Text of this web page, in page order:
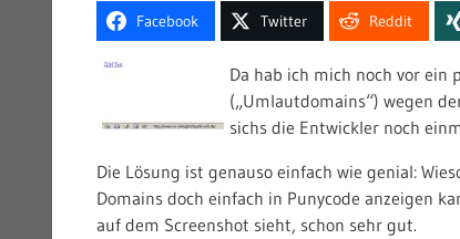
Facebook Twitter Reddit
Da hab ich mich noch vor ein
(„Umlautdomains“) wegen
sichs die Entwickler noch
Die Lösung ist genauso einfach wie genial:
Domains doch einfach in Punycode anzeigen
auf dem Screenshot sieht, schon sehr gut.